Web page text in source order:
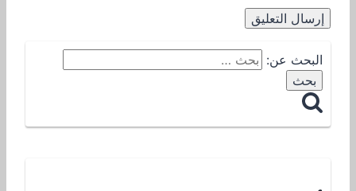
البحث عن: